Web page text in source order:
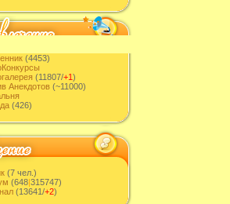
(4453)
(11807/+1)
Анекдотов (~11000)
(426)
(7 чел.)
(648|315747)
(13641/+2)